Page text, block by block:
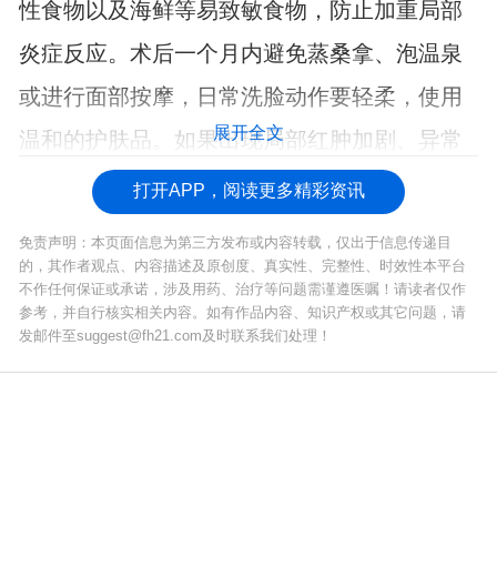
性食物以及海鲜等易致敏食物，防止加重局部
炎症反应。术后一个月内避免蒸桑拿、泡温泉
或进行面部按摩，日常洗脸动作要轻柔，使用
温和的护肤品。如果出现局部红肿加剧、异常
疼痛或发热等感染迹象，应及时就医处理。
展开全文
打开APP，阅读更多精彩资讯
免责声明：本页面信息为第三方发布或内容转载，仅出于信息传递目
的，其作者观点、内容描述及原创度、真实性、完整性、时效性本平台
不作任何保证或承诺，涉及用药、治疗等问题需谨遵医嘱！请读者仅作
参考，并自行核实相关内容。如有作品内容、知识产权或其它问题，请
发邮件至suggest@fh21.com及时联系我们处理！